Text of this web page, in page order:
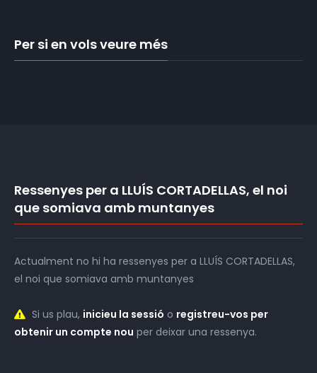
Per si en vols veure més
Ressenyes per a LLUÍS CORTADELLAS, el noi
que somiava amb muntanyes
Actualment no hi ha ressenyes per a LLUÍS CORTADELLAS,
el noi que somiava amb muntanyes
Si us plau, inicieu la sessió o registreu-vos per
obtenir un compte nou per deixar una ressenya.